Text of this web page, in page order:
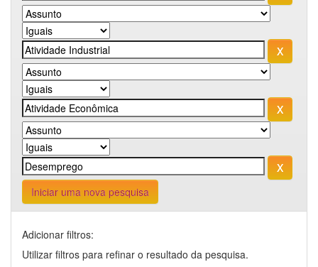
Iniciar uma nova pesquisa
Adicionar filtros:
Utilizar filtros para refinar o resultado da pesquisa.